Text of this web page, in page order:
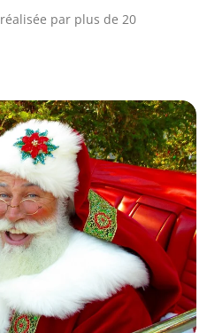
par plus de 20